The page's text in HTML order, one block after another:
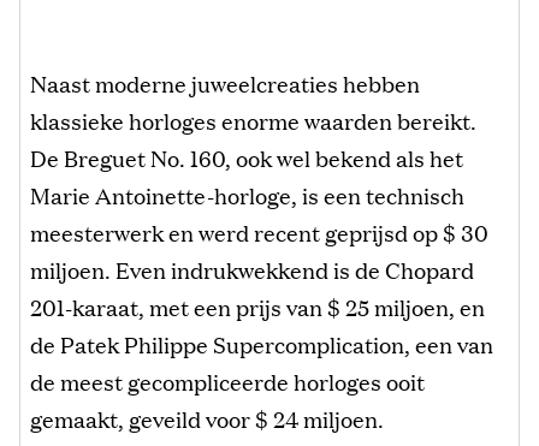
Naast moderne juweelcreaties hebben
klassieke horloges enorme waarden bereikt.
De Breguet No. 160, ook wel bekend als het
Marie Antoinette-horloge, is een technisch
meesterwerk en werd recent geprijsd op $ 30
miljoen. Even indrukwekkend is de Chopard
201-karaat, met een prijs van $ 25 miljoen, en
de Patek Philippe Supercomplication, een van
de meest gecompliceerde horloges ooit
gemaakt, geveild voor $ 24 miljoen.